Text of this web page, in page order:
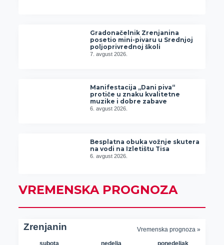
Gradonačelnik Zrenjanina
posetio mini-pivaru u Srednjoj
poljoprivrednoj školi
7. avgust 2026.
Manifestacija „Dani piva“
protiče u znaku kvalitetne
muzike i dobre zabave
6. avgust 2026.
Besplatna obuka vožnje skutera
na vodi na Izletištu Tisa
6. avgust 2026.
VREMENSKA PROGNOZA